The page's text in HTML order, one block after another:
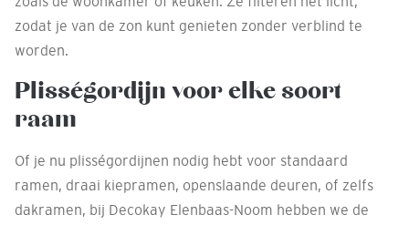
zodat je van de zon kunt genieten zonder verblind te
worden.
Plisségordijn voor elke soort
raam
Of je nu plisségordijnen nodig hebt voor standaard
ramen, draai kiepramen, openslaande deuren, of zelfs
dakramen, bij Decokay Elenbaas-Noom hebben we de